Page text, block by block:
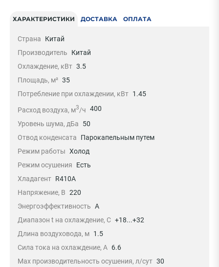
ХАРАКТЕРИСТИКИ ДОСТАВКА ОПЛАТА
Страна
Китай
Производитель
Китай
Охлаждение, кВт 3.5
Площадь, м² 35
Потребление при охлаждении, кВт 1.45
Расход воздуха, м3/ч 400
Уровень шума, дБа
50
Отвод конденсата
Парокапельным путем
Режим работы Холод
Режим осушения
Есть
Хладагент R410A
Напряжение, В 220
Энергоэффективность A
Диапазон t на охлаждение, С +18...+32
Длина воздуховода, м 1.5
Сила тока на охлаждение, А 6.6
Max производительность осушения, л/сут 30